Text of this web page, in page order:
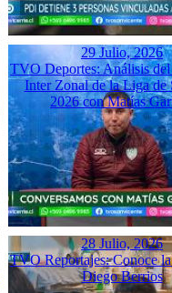
29 Julio, 2026
TVO Deportes: Análisis del
Inter Zonal de la Liga de
2026 con Matías
28 Julio, 2026
TVO Reportajes: Conoce
Diego Berrios